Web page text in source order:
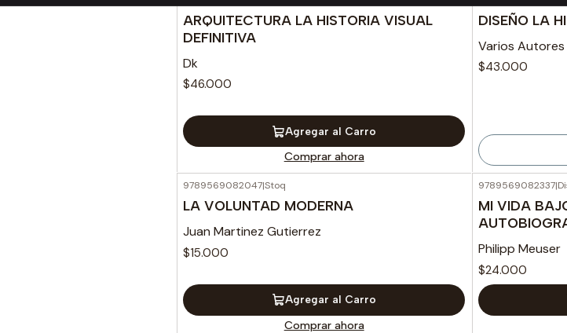
ARQUITECTURA LA HISTORIA VISUAL
DEFINITIVA
Dk
$46.000
Agregar al Carro
Comprar ahora
Agotado
DISEÑO LA
Varios Autores
$43.000
9789569082047|Stoq
LA VOLUNTAD MODERNA
Juan Martinez Gutierrez
$15.000
Agregar al Carro
Comprar ahora
9789569082337|
MI VIDA
Philipp Meuser
$24.000